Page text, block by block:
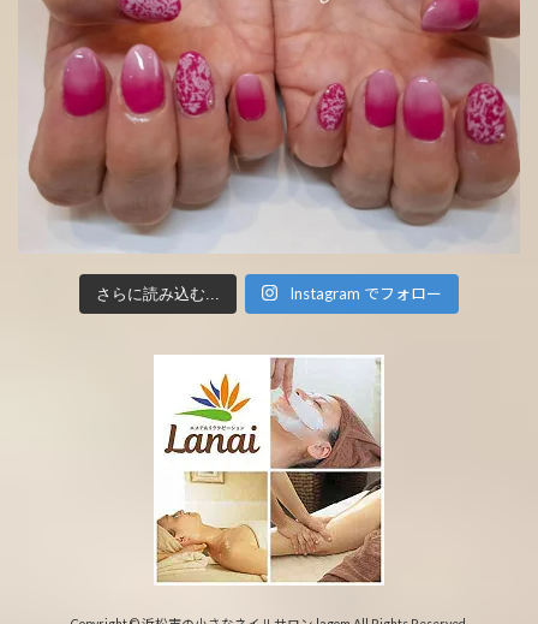
さらに読み込む... Instagram でフォロー